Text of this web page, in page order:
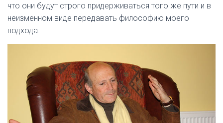
что они будут строго придерживаться того же пути и в
неизменном виде передавать философию моего
подхода.